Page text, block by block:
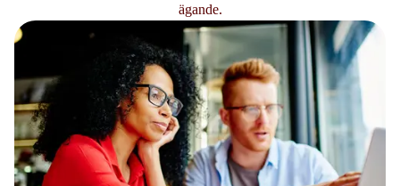
ägande.